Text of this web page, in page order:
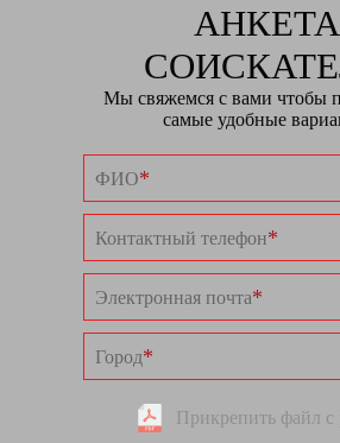
АНКЕТА
Мы свяжемся с вами чтобы
самые удобные
ФИО*
Контактный телефон*
Электронная почта*
Город*
Прикрепить файл с